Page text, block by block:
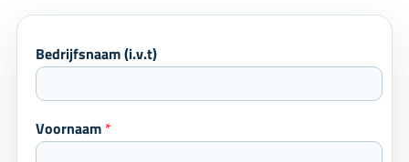
Bedrijfsnaam (i.v.t)
Voornaam *